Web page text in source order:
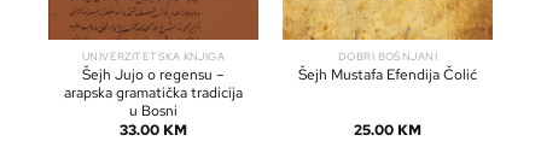
UNIVERZITETSKA KNJIGA
Šejh Jujo o regensu –
arapska gramatička tradicija
u Bosni
33.00 KM
DOBRI BOŠNJANI
Šejh Mustafa Efendija Čolić
25.00 KM